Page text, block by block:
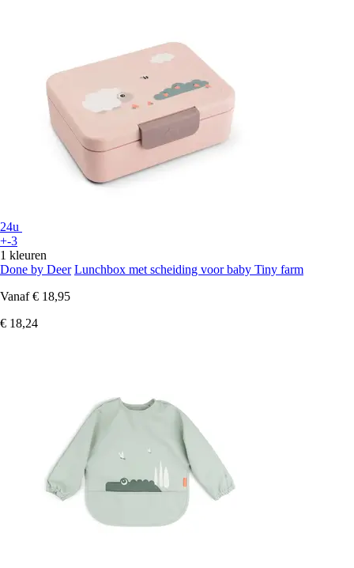
24u
+-3
1 kleuren
Done by Deer Lunchbox met scheiding voor baby Tiny farm
Vanaf € 18,95
€ 18,24